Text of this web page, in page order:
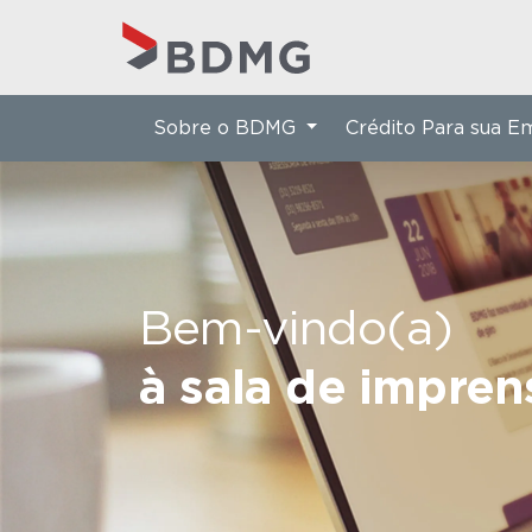
Bem-vindo(a)
à sala de
Sobre o BDMG Crédito Para sua